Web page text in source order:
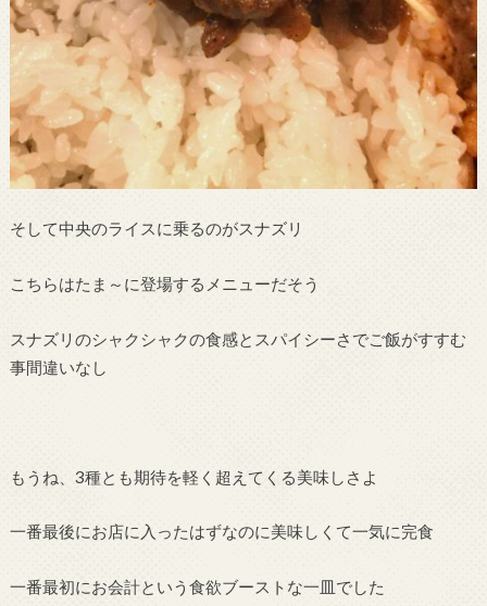
そして中央のライスに乗るのがスナズリ
こちらはたま～に登場するメニューだそう
スナズリのシャクシャクの食感とスパイシーさでご飯がすすむ
事間違いなし
もうね、3種とも期待を軽く超えてくる美味しさよ
一番最後にお店に入ったはずなのに美味しくて一気に完食
一番最初にお会計という食欲ブーストな一皿でした